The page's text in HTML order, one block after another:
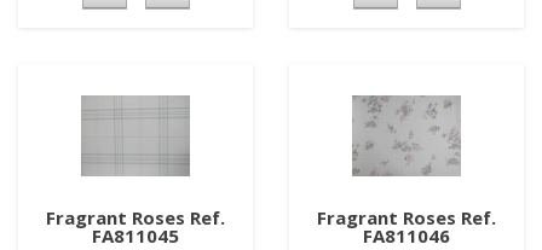
Fragrant Roses Ref.
FA811045
Fragrant Roses Ref.
FA811046